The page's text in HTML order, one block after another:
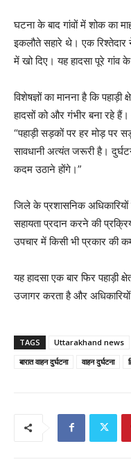
घटना के बाद गांवों में शोक का
इकलौते सहारे थे। एक
में खो दिए। यह हादसा पूरे गांव
विशेषज्ञों का मानना है कि
हादसों को और गंभीर बना रहे
“पहाड़ी सड़कों पर हर मोड़ पर
सावधानी अत्यंत जरूरी है।
कदम उठाने होंगे।”
जिले के प्रशासनिक अधिकारियों
सहायता प्रदान करने की
उपचार में किसी भी प्रकार की
यह हादसा एक बार फिर पहाड़ी
उजागर करता है और
TAGS Uttarakhand news
बारात वाहन दुर्घटना
वाहन दुर्घटना